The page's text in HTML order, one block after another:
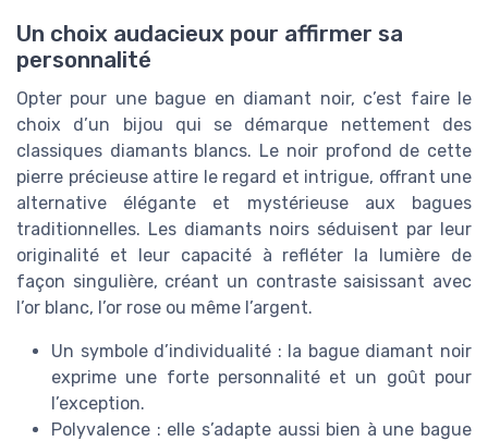
Un choix audacieux pour affirmer sa
personnalité
Opter pour une bague en diamant noir, c’est faire le
choix d’un bijou qui se démarque nettement des
classiques diamants blancs. Le noir profond de cette
pierre précieuse attire le regard et intrigue, offrant une
alternative élégante et mystérieuse aux bagues
traditionnelles. Les diamants noirs séduisent par leur
originalité et leur capacité à refléter la lumière de
façon singulière, créant un contraste saisissant avec
l’or blanc, l’or rose ou même l’argent.
Un symbole d’individualité : la bague diamant noir
exprime une forte personnalité et un goût pour
l’exception.
Polyvalence : elle s’adapte aussi bien à une bague